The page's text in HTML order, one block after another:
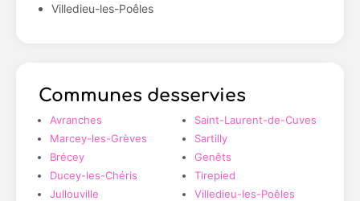
Villedieu-les-Poêles
Communes desservies
Avranches
Marcey-les-Grèves
Brécey
Ducey-les-Chéris
Jullouville
Saint-Laurent-de-Cuves
Sartilly
Genêts
Tirepied
Villedieu-les-Poêles